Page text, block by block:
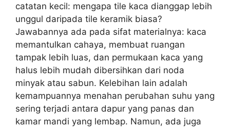
catatan kecil: mengapa tile kaca dianggap lebih
unggul daripada tile keramik biasa?
Jawabannya ada pada sifat materialnya: kaca
memantulkan cahaya, membuat ruangan
tampak lebih luas, dan permukaan kaca yang
halus lebih mudah dibersihkan dari noda
minyak atau sabun. Kelebihan lain adalah
kemampuannya menahan perubahan suhu yang
sering terjadi antara dapur yang panas dan
kamar mandi yang lembap. Namun, ada juga